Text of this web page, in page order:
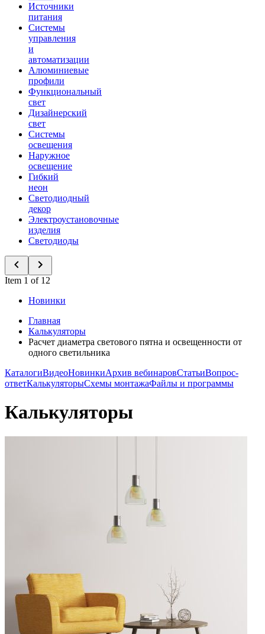
Источники
питания
Системы
управления
и
автоматизации
Алюминиевые
профили
Функциональный
свет
Дизайнерский
свет
Системы
освещения
Наружное
освещение
Гибкий
неон
Светодиодный
декор
Электроустановочные
изделия
Светодиоды
Item 1 of 12
Новинки
Главная
Калькуляторы
Расчет диаметра светового пятна и освещенности от
одного светильника
КаталогиВидеоНовинкиАрхив вебинаровСтатьиВопрос-
ответКалькуляторыСхемы монтажаФайлы и программы
Калькуляторы